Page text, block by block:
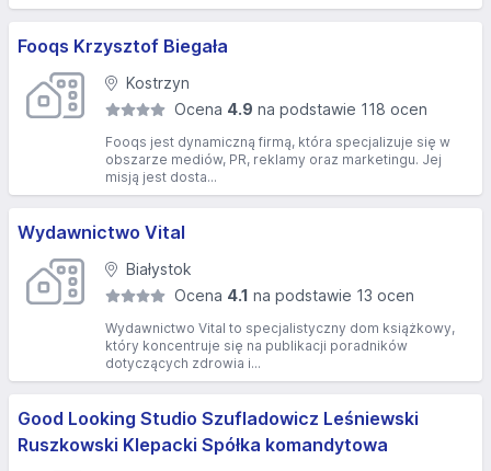
Fooqs Krzysztof Biegała
Kostrzyn
Ocena 4.9 na podstawie 118 ocen
Fooqs jest dynamiczną firmą, która specjalizuje się w
obszarze mediów, PR, reklamy oraz marketingu. Jej
misją jest dosta...
Wydawnictwo Vital
Białystok
Ocena 4.1 na podstawie 13 ocen
Wydawnictwo Vital to specjalistyczny dom książkowy,
który koncentruje się na publikacji poradników
dotyczących zdrowia i...
Good Looking Studio Szufladowicz Leśniewski
Ruszkowski Klepacki Spółka komandytowa